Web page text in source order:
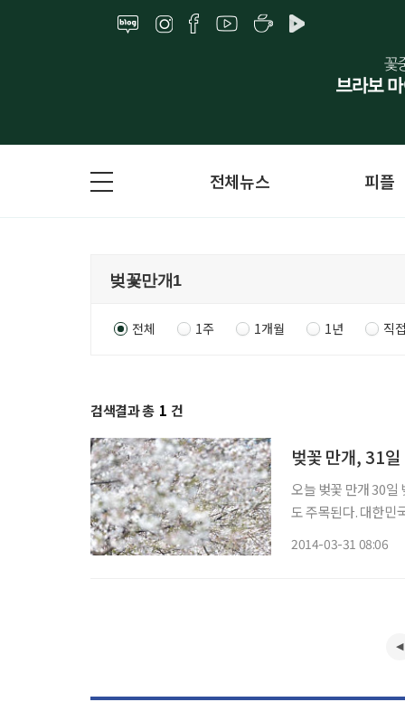
전체뉴스 피플
전체 1주 1개월 1년 직
검색결과 총 1 건
오늘 벚꽃 만개 30일 벚꽃 만개 소식이 전해진 가운데 31일인 월요일 진해군항제 전야제 소식
도 주목된다. 대한민국을 대표하는 세계적인 벚꽃축제 '제52회 진해군항제'는 31일 전야제
2014-03-31 08:06